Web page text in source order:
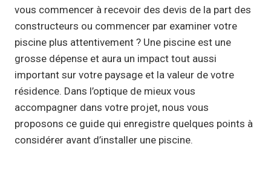
vous commencer à recevoir des devis de la part des
constructeurs ou commencer par examiner votre
piscine plus attentivement ? Une piscine est une
grosse dépense et aura un impact tout aussi
important sur votre paysage et la valeur de votre
résidence. Dans l’optique de mieux vous
accompagner dans votre projet, nous vous
proposons ce guide qui enregistre quelques points à
considérer avant d’installer une piscine.